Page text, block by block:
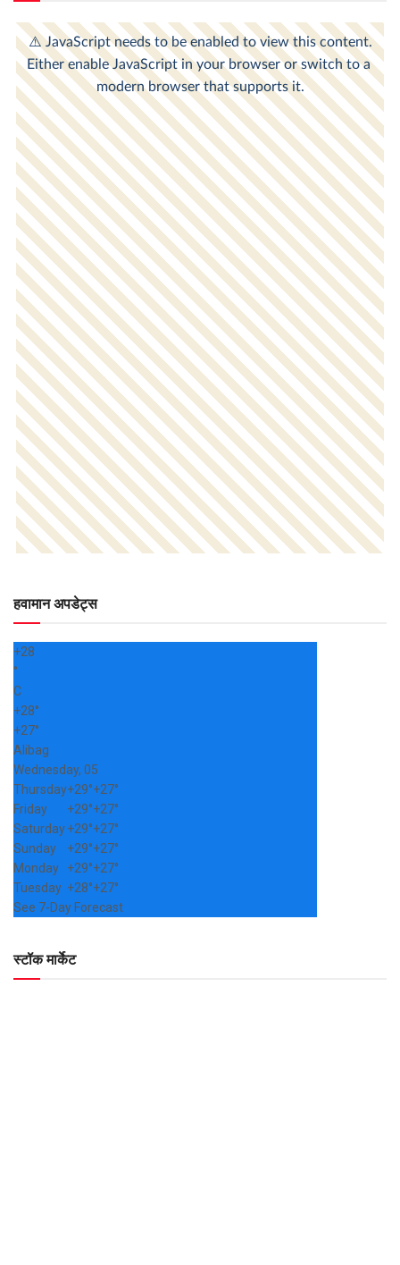
हवामान अपडेट्स
+28
°
C
+28°
+27°
Alibag
Wednesday, 05
Thursday+29°+27°
Friday
+29°+27°
Saturday+29°+27°
Sunday
+29°+27°
Monday
+29°+27°
Tuesday +28°+27°
See 7-Day Forecast
स्टॉक मार्केट